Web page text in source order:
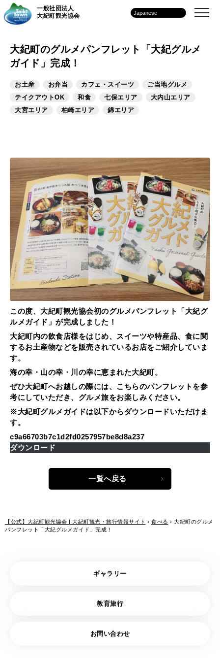
一般社団法人
大紀町観光協会
大紀町のグルメパンフレット「大紀グルメ
ガイド」完成！
お土産 お弁当 カフェ・スイーツ
ご当地グルメ
テイクアウトOK
和食 七保エリア
大内山エリア
大宮エリア
柏崎エリア 錦エリア
この度、大紀町観光協会初のグルメパンフレット「大紀グ
ルメガイド」が完成しました！
大紀町内の飲食店様をはじめ、スイーツや特産品、食に関
するお土産物などを販売されているお店をご紹介していま
す。
海の幸・山の幸・川の幸に恵まれた大紀町。
ぜひ大紀町へお越しの際には、こちらのパンフレットを参
考にしていただき、グルメ旅をお楽しみください。
※大紀町グルメガイドは以下からダウンロードいただけま
す。
c9a66703b7c1d2fd0257957be8d8a237
ダウンロード
一覧へ戻る
【公式】大紀町観光協会 | 大紀町観光・旅行情報サイト › 食べる › 大紀町のグルメ
パンフレット「大紀グルメガイド」完成！
ギャラリー
教育旅行
お問い合わせ